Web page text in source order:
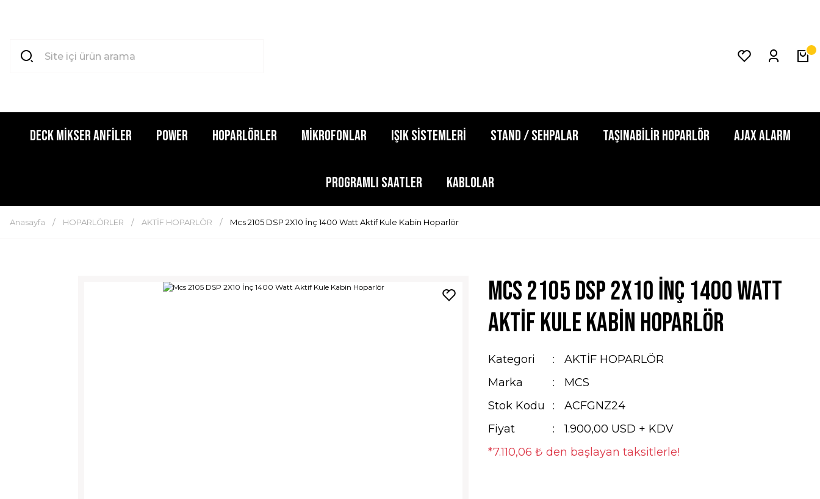
DECK MİKSER ANFİLER POWER HOPARLÖRLER MİKROFONLAR IŞIK SİSTEMLERİ STAND / SEHPALAR TAŞINABİLİR HOPARLÖR AJAX ALARM
PROGRAMLI SAATLER KABLOLAR
Anasayfa HOPARLÖRLER AKTİF HOPARLÖR Mcs 2105 DSP 2X10 İnç 1400 Watt Aktif Kule Kabin Hoparlör
Mcs 2105 DSP 2X10 İnç 1400 Watt
Aktif Kule Kabin Hoparlör
Kategori
AKTİF HOPARLÖR
Marka
MCS
Stok Kodu
ACFGNZ24
Fiyat
1.900,00 USD + KDV
*7.110,06 ₺ den başlayan taksitlerle!